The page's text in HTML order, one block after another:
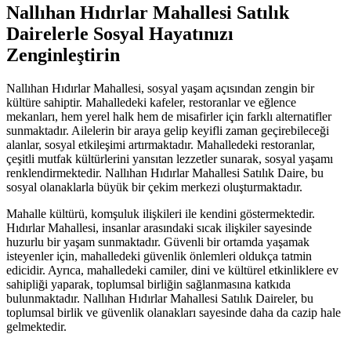
Nallıhan Hıdırlar Mahallesi Satılık
Dairelerle Sosyal Hayatınızı
Zenginleştirin
Nallıhan Hıdırlar Mahallesi, sosyal yaşam açısından zengin bir
kültüre sahiptir. Mahalledeki kafeler, restoranlar ve eğlence
mekanları, hem yerel halk hem de misafirler için farklı alternatifler
sunmaktadır. Ailelerin bir araya gelip keyifli zaman geçirebileceği
alanlar, sosyal etkileşimi artırmaktadır. Mahalledeki restoranlar,
çeşitli mutfak kültürlerini yansıtan lezzetler sunarak, sosyal yaşamı
renklendirmektedir. Nallıhan Hıdırlar Mahallesi Satılık Daire, bu
sosyal olanaklarla büyük bir çekim merkezi oluşturmaktadır.
Mahalle kültürü, komşuluk ilişkileri ile kendini göstermektedir.
Hıdırlar Mahallesi, insanlar arasındaki sıcak ilişkiler sayesinde
huzurlu bir yaşam sunmaktadır. Güvenli bir ortamda yaşamak
isteyenler için, mahalledeki güvenlik önlemleri oldukça tatmin
edicidir. Ayrıca, mahalledeki camiler, dini ve kültürel etkinliklere ev
sahipliği yaparak, toplumsal birliğin sağlanmasına katkıda
bulunmaktadır. Nallıhan Hıdırlar Mahallesi Satılık Daireler, bu
toplumsal birlik ve güvenlik olanakları sayesinde daha da cazip hale
gelmektedir.